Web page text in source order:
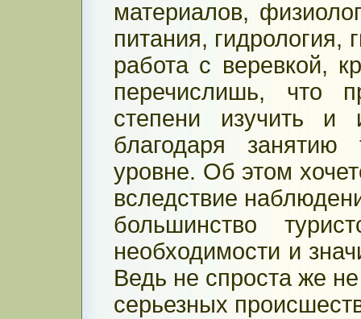
материалов,
питания, гидрология,
работа с веревкой,
перечислишь, что
степени изучить и
благодаря
уровне. Об этом
вследствие
большинство
необходимости и
Ведь не спроста же
серьезных